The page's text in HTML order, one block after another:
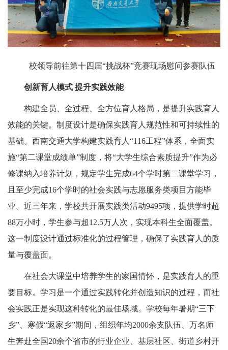
校领导前往第十四届“挑战杯”竞赛现场慰问参赛队伍
创新育人模式 提升实践效能
构建全员、全过程、全方位育人格局，是提升实践育人
效能的关键。制度设计是确保实践育人规范性和可持续性的
基础。西南交通大学构建实践育人“116工程”体系，全面实
施“第二课堂成绩单”制度，将“大学生综合素质提升”作为必
修课纳入培养计划，规定学生完成64个学时第二课堂学习，
且至少完成16个学时的社会实践与志愿服务类项目方能毕
业。近三年来，学校共开展实践类活动9495项，提供学时超
88万小时，学生参与超12.5万人次，实现本科生全面覆盖。
这一制度设计通过标准化的过程管理，确保了实践育人的质
量与覆盖面。
在社会大课堂中培养学生的家国情怀，是实践育人的重
要目标。学习是一个通过实践转化并创造知识的过程，而社
会实践正是实现这种转化的最佳场域。学校每年暑期“三下
乡”、寒假“返家乡”期间，组织年均2000余支队伍、万名师
生奔赴全国20余个省市的行业企业、基层社区、街道乡村开